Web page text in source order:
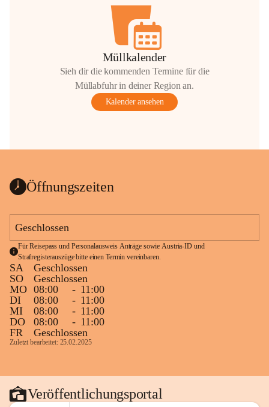
Müllkalender
Sieh dir die kommenden Termine für die
Müllabfuhr in deiner Region an.
Kalender ansehen
Öffnungszeiten
Geschlossen
Für Reisepass und Personalausweis Anträge sowie Austria-ID und
Strafregisterauszüge bitte einen Termin vereinbaren.
SA
Geschlossen
SO
Geschlossen
MO 08:00 - 11:00
DI
08:00 - 11:00
MI
08:00 - 11:00
DO
08:00 - 11:00
FR
Geschlossen
Zuletzt bearbeitet: 25.02.2025
Veröffentlichungsportal